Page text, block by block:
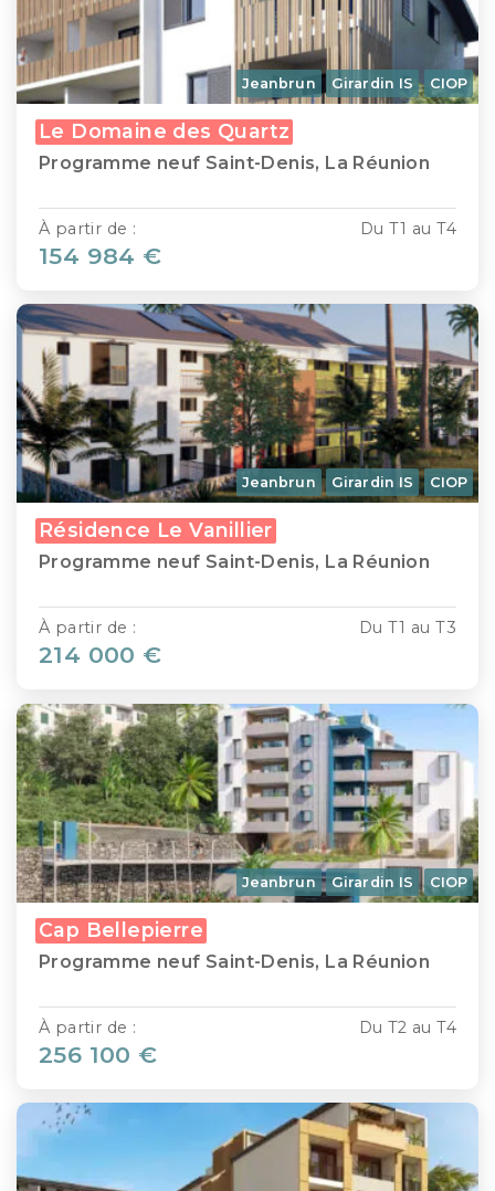
Jeanbrun Girardin IS CIOP
Le Domaine des Quartz
Programme neuf Saint-Denis, La Réunion
Du T1 au T4
À partir de :
154 984 €
Jeanbrun Girardin IS CIOP
Résidence Le Vanillier
Programme neuf Saint-Denis, La Réunion
Du T1 au T3
À partir de :
214 000 €
Jeanbrun Girardin IS CIOP
Cap Bellepierre
Programme neuf Saint-Denis, La Réunion
Du T2 au T4
À partir de :
256 100 €